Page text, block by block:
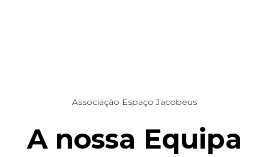
Associação Espaço Jacobeus
A nossa Equipa